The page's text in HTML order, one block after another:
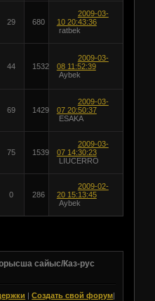
29 680
2009-03-
10 20:43:36
ratbek
44 1532
2009-03-
08 11:52:39
Aybek
69 1429
2009-03-
07 20:50:37
ESAKA
75 1539
2009-03-
07 14:30:23
LIUCERRO
0 286
2009-02-
20 15:13:45
Aybek
сайыс/Каз-рус
|Создать свой форум